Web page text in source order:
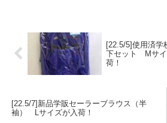
[22.5/5]使用済学
下セット Mサ
荷！
[22.5/7]新品学販セーラーブラウス（半
袖） Lサイズが入荷！